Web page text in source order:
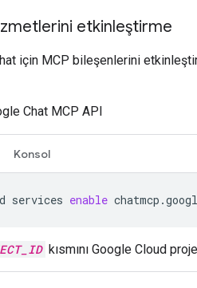
etkinleştirme
için MCP bileşenlerini
Chat MCP API
Konsol
services enable
kısmını Google Cloud